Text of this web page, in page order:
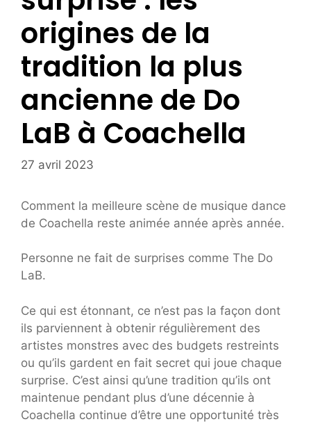
origines de la
tradition la plus
ancienne de Do
LaB à Coachella
27 avril 2023
Comment la meilleure scène de musique dance
de Coachella reste animée année après année.
Personne ne fait de surprises comme The Do
LaB.
Ce qui est étonnant, ce n’est pas la façon dont
ils parviennent à obtenir régulièrement des
artistes monstres avec des budgets restreints
ou qu’ils gardent en fait secret qui joue chaque
surprise. C’est ainsi qu’une tradition qu’ils ont
maintenue pendant plus d’une décennie à
Coachella continue d’être une opportunité très